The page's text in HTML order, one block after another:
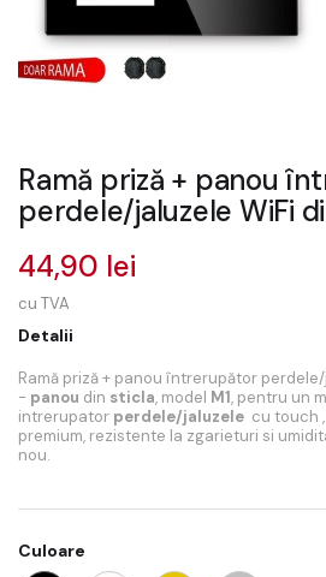
Ramă priză + panou
perdele/jaluzele WiFi
44,90 lei
cu TVA
Detalii
Ramă priză + panou întrerupător
- panou din sticla, model M1, pentru un
intrerupator perdele/jaluzele cu touch
premium, rezistente la zgarieturi si
nou.
Culoare